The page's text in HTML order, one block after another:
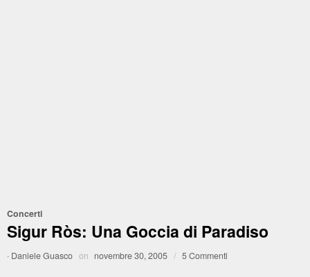
Concerti
Sigur Ròs: Una Goccia di Paradiso
· Daniele Guasco on novembre 30, 2005 / 5 Commenti